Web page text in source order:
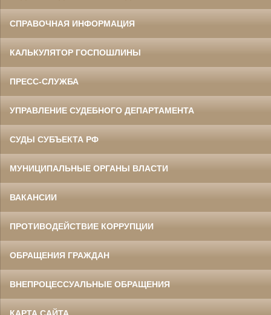
СПРАВОЧНАЯ ИНФОРМАЦИЯ
КАЛЬКУЛЯТОР ГОСПОШЛИНЫ
ПРЕСС-СЛУЖБА
УПРАВЛЕНИЕ СУДЕБНОГО ДЕПАРТАМЕНТА
СУДЫ СУБЪЕКТА РФ
МУНИЦИПАЛЬНЫЕ ОРГАНЫ ВЛАСТИ
ВАКАНСИИ
ПРОТИВОДЕЙСТВИЕ КОРРУПЦИИ
ОБРАЩЕНИЯ ГРАЖДАН
ВНЕПРОЦЕССУАЛЬНЫЕ ОБРАЩЕНИЯ